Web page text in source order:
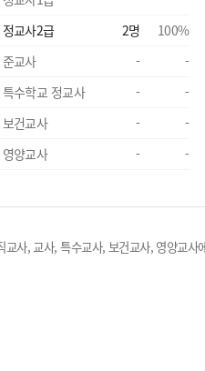
정교사2급
2명 100%
준교사
-
-
특수학교 정교사
-
-
보건교사
-
-
영양교사
- -
사, 교사, 특수교사, 보건교사, 영양교사